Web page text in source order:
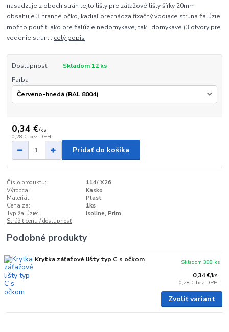
nasadzuje z oboch strán tejto lišty pre záťažové lišty šírky 20mm
obsahuje 3 hranné očko, kadiaľ prechádza fixačný vodiace struna žalúzie
možno použiť, ako pre žalúzie nedomykavé, tak i domykavé (3 otvory pre
vedenie strun... celý popis
Dostupnosť
Skladom 12 ks
Farba
0,34 €/ks
0,28 € bez DPH
Pridať do košíka
Číslo produktu:
114/ X26
Výrobca:
Kasko
Materiál:
Plast
Cena za:
1ks
Typ žalúzie:
Isoline, Prim
Strážiť cenu / dostupnosť
Podobné produkty
Krytka záťažové lišty typ C s očkom
0,34 €/ks
0,28 € bez DPH
Skladom 308 ks
Zvoliť variant